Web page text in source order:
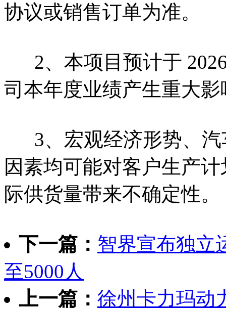
协议或销售订单为准。
2、本项目预计于
司本年度业绩产生重大影
3、宏观经济形势、汽
因素均可能对客户生产
际供货量带来不确定性。
下一篇： 智界宣布独立
至5000人
上一篇： 徐州卡力玛动